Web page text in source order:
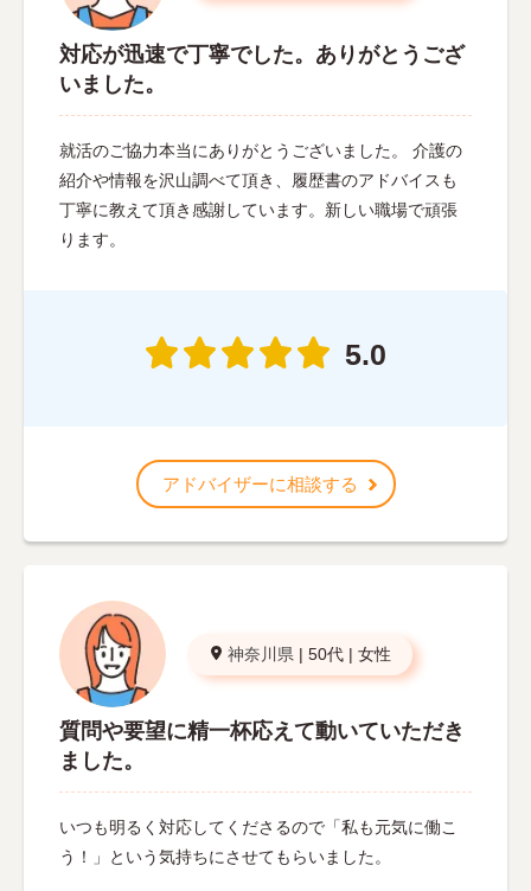
対応が迅速で丁寧でした。ありがとうござ
いました。
就活のご協力本当にありがとうございました。 介護の
紹介や情報を沢山調べて頂き、履歴書のアドバイスも
丁寧に教えて頂き感謝しています。新しい職場で頑張
ります。
5.0
アドバイザーに相談する
神奈川県 | 50代 | 女性
質問や要望に精一杯応えて動いていただき
ました。
いつも明るく対応してくださるので「私も元気に働こ
う！」という気持ちにさせてもらいました。